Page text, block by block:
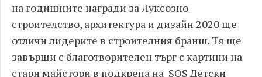
на годишните награди за Луксозно
строителство, архитектура и дизайн 2020 ще
отличи лидерите в строителния бранш. Тя ще
завърши с благотворителен търг с картини на
стари майстори в подкрепа на SOS Детски